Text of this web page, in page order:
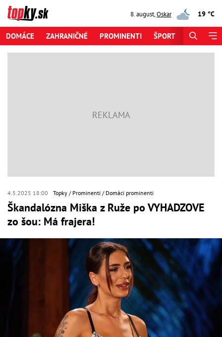
8. august,Oskar 19 °C
DOMÁCE ZAHRANIČNÉ PROMINENTI ŠPORT
4.5.2025 18:00 Topky Prominenti Domáci prominenti
Škandalózna Miška z Ruže po VYHADZOVE
zo šou: Má frajera!